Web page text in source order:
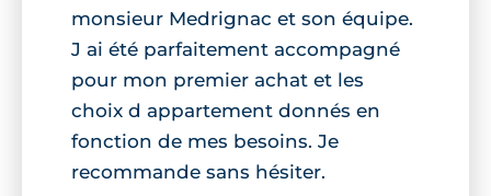
monsieur Medrignac et son équipe.
J ai été parfaitement accompagné
pour mon premier achat et les
choix d appartement donnés en
fonction de mes besoins. Je
recommande sans hésiter.